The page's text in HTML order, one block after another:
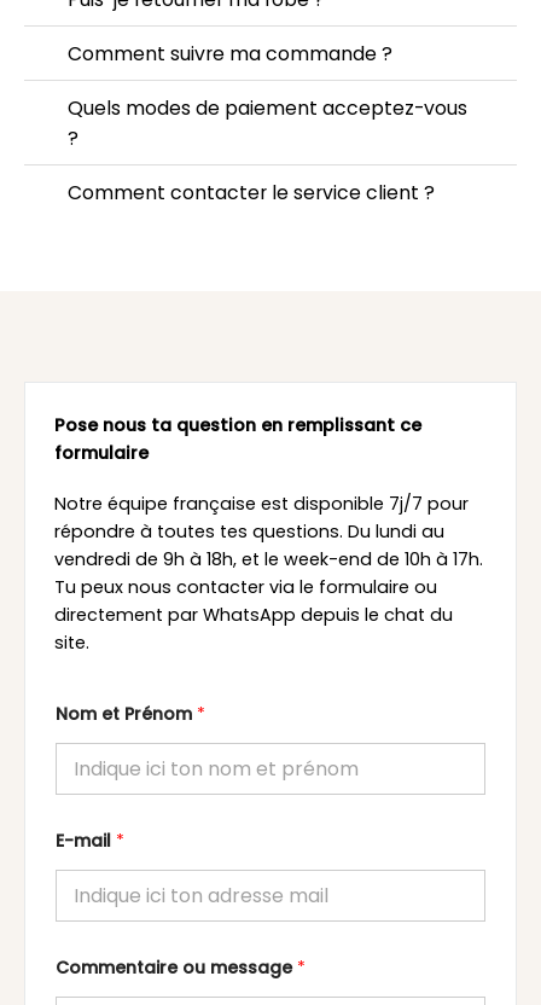
Comment suivre ma commande ?
Quels modes de paiement acceptez-vous
?
Comment contacter le service client ?
Pose nous ta question en remplissant ce
formulaire
Notre équipe française est disponible 7j/7 pour
répondre à toutes tes questions. Du lundi au
vendredi de 9h à 18h, et le week-end de 10h à 17h.
Tu peux nous contacter via le formulaire ou
directement par WhatsApp depuis le chat du
site.
Nom et Prénom *
E-mail *
Commentaire ou message *